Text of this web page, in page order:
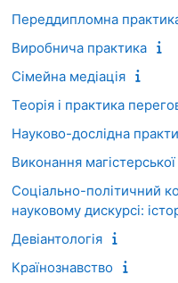
Переддипломна
Виробнича практика
Сімейна медіація
Теорія і практика
Науково-дослідна
Виконання магістерської
Соціально-політичний
науковому дискурсі:
Девіантологія
Країнознавство